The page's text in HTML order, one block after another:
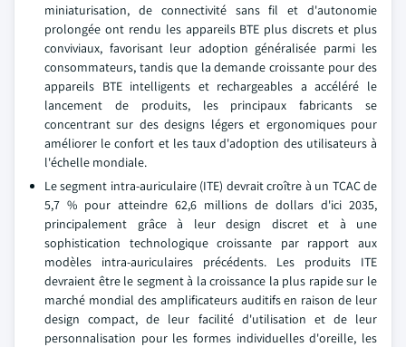
miniaturisation, de connectivité sans fil et d'autonomie
prolongée ont rendu les appareils BTE plus discrets et plus
conviviaux, favorisant leur adoption généralisée parmi les
consommateurs, tandis que la demande croissante pour des
appareils BTE intelligents et rechargeables a accéléré le
lancement de produits, les principaux fabricants se
concentrant sur des designs légers et ergonomiques pour
améliorer le confort et les taux d'adoption des utilisateurs à
l'échelle mondiale.
Le segment intra-auriculaire (ITE) devrait croître à un TCAC de
5,7 % pour atteindre 62,6 millions de dollars d'ici 2035,
principalement grâce à leur design discret et à une
sophistication technologique croissante par rapport aux
modèles intra-auriculaires précédents. Les produits ITE
devraient être le segment à la croissance la plus rapide sur le
marché mondial des amplificateurs auditifs en raison de leur
design compact, de leur facilité d'utilisation et de leur
personnalisation pour les formes individuelles d'oreille, les